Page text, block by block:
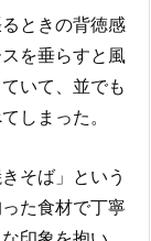
ときの背徳感
を垂らすと風
いて、並でも
しまった。
そば」という
た食材で丁寧